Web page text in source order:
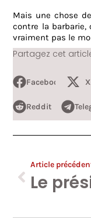
Partagez cet
Mais une chose
contre la barbarie,
vraiment pas le
Facebook X
Reddit
Article